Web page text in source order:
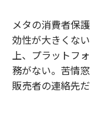
メタの消費者保
効性が大きくな
上、プラットフ
務がない。苦情
販売者の連絡先